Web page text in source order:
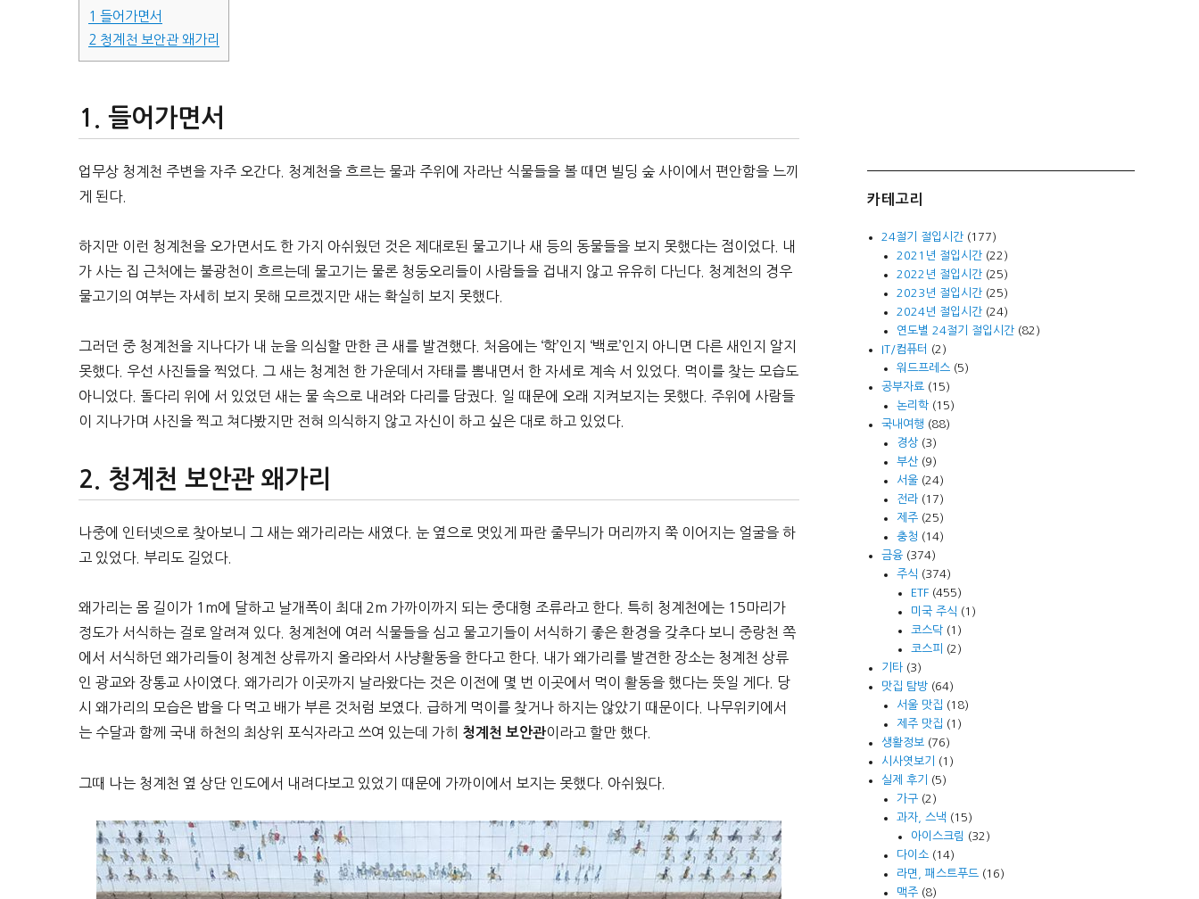
1 들어가면서
2 청계천 보안관 왜가리
들어가면서
업무상 청계천 주변을 자주 오간다. 청계천을 흐르는 물과 주위에 자라난 식물들을 볼 때면 빌딩 숲 사이에서 편안함을 느끼
게 된다.
하지만 이런 청계천을 오가면서도 한 가지 아쉬웠던 것은 제대로된 물고기나 새 등의 동물들을 보지 못했다는 점이었다. 내
가 사는 집 근처에는 불광천이 흐르는데 물고기는 물론 청둥오리들이 사람들을 겁내지 않고 유유히 다닌다. 청계천의 경우
물고기의 여부는 자세히 보지 못해 모르겠지만 새는 확실히 보지 못했다.
그러던 중 청계천을 지나다가 내 눈을 의심할 만한 큰 새를 발견했다. 처음에는 ‘학’인지 ‘백로’인지 아니면 다른 새인지 알지
못했다. 우선 사진들을 찍었다. 그 새는 청계천 한 가운데서 자태를 뽐내면서 한 자세로 계속 서 있었다. 먹이를 찾는 모습도
아니었다. 돌다리 위에 서 있었던 새는 물 속으로 내려와 다리를 담궜다. 일 때문에 오래 지켜보지는 못했다. 주위에 사람들
이 지나가며 사진을 찍고 쳐다봤지만 전혀 의식하지 않고 자신이 하고 싶은 대로 하고 있었다.
청계천 보안관 왜가리
나중에 인터넷으로 찾아보니 그 새는 왜가리라는 새였다. 눈 옆으로 멋있게 파란 줄무늬가 머리까지 쭉 이어지는 얼굴을 하
고 있었다. 부리도 길었다.
왜가리는 몸 길이가 1m에 달하고 날개폭이 최대 2m 가까이까지 되는 중대형 조류라고 한다. 특히 청계천에는 15마리가
정도가 서식하는 걸로 알려져 있다. 청계천에 여러 식물들을 심고 물고기들이 서식하기 좋은 환경을 갖추다 보니 중랑천 쪽
에서 서식하던 왜가리들이 청계천 상류까지 올라와서 사냥활동을 한다고 한다. 내가 왜가리를 발견한 장소는 청계천 상류
인 광교와 장통교 사이였다. 왜가리가 이곳까지 날라왔다는 것은 이전에 몇 번 이곳에서 먹이 활동을 했다는 뜻일 게다. 당
시 왜가리의 모습은 밥을 다 먹고 배가 부른 것처럼 보였다. 급하게 먹이를 찾거나 하지는 않았기 때문이다. 나무위키에서
는 수달과 함께 국내 하천의 최상위 포식자라고 쓰여 있는데 가히 청계천 보안관이라고 할만 했다.
그때 나는 청계천 옆 상단 인도에서 내려다보고 있었기 때문에 가까이에서 보지는 못했다. 아쉬웠다.
카테고리
24절기 절입시간 (177)
2021년 절입시간(22)
2022년 절입시간(25)
2023년 절입시간(25)
2024년 절입시간(24)
연도별 24절기 절입시간(82)
IT/컴퓨터
(2)
워드프레스(5)
공부자료 (15)
논리학(15)
국내여행 (88)
경상(3)
부산(9)
서울(24)
전라(17)
제주(25)
충청 (14)
금융 (374)
주식 (374)
ETF(455)
미국 주식 (1)
코스닥(1)
코스피
(2)
기타 (3)
맛집 탐방 (64)
서울 맛집 (18)
제주 맛집 (1)
생활정보 (76)
시사엿보기
(1)
실제 후기
(5)
가구(2)
과자, 스낵 (15)
아이스크림 (32)
다이소(14)
라면, 패스트푸드(16)
맥주(8)